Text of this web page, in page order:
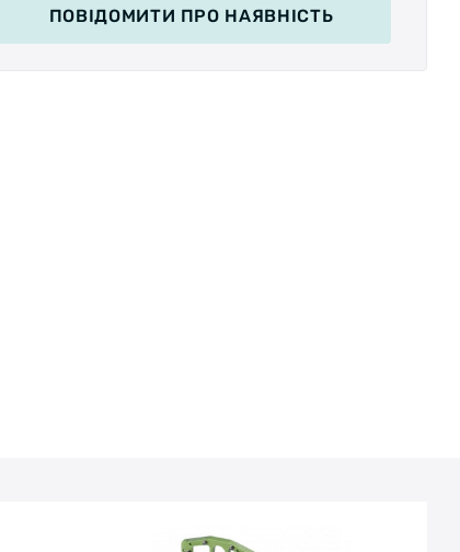
случайное соскальзывание ноги.
Модель оборудована надежными пром.
ПОВІДОМИТИ ПРО НАЯВНІСТЬ